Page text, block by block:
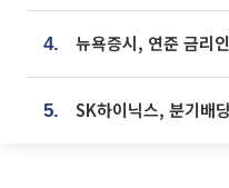
4.
5.